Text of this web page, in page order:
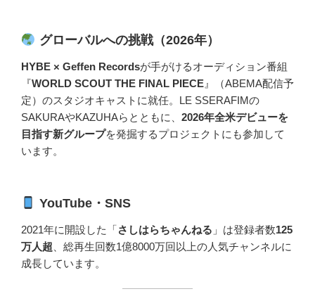
グローバルへの挑戦（2026年）
HYBE × Geffen Recordsが手がけるオーディション番組
『WORLD SCOUT THE FINAL PIECE 』（ABEMA配信予
定）のスタジオキャストに就任。LE SSERAFIMの
SAKURAやKAZUHAらとともに、 2026年全米デビューを
目指す新グループを発掘するプロジェクトにも参加して
います。
YouTube・SNS
2021年に開設した「さしはらちゃんねる 」は登録者数125
万人超 、総再生回数1億8000万回以上の人気チャンネルに
成長しています。